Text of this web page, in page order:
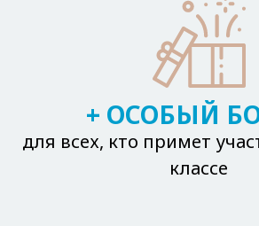
+ ОСОБЫЙ
для всех, кто примет
классе